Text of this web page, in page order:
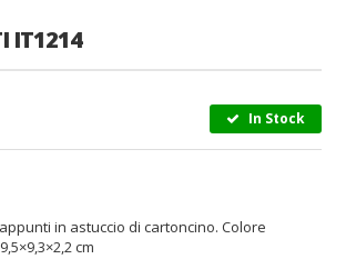
IT1214
In Stock
in astuccio di cartoncino. Colore
cm